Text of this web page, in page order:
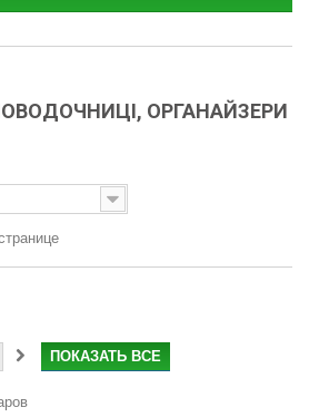
ОРГАНАЙЗЕРИ
ПОКАЗАТЬ ВСЕ